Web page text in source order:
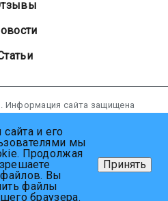
Информация сайта защищена
персональных данных
соглашение
на обработку персональных
данных
и его
мы
Продолжая
Вы
файлы
браузера.
Принять